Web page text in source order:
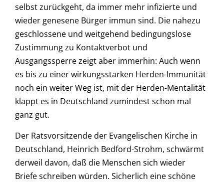
selbst zurückgeht, da immer mehr infizierte und
wieder genesene Bürger immun sind. Die nahezu
geschlossene und weitgehend bedingungslose
Zustimmung zu Kontaktverbot und
Ausgangssperre zeigt aber immerhin: Auch wenn
es bis zu einer wirkungsstarken Herden-Immunität
noch ein weiter Weg ist, mit der Herden-Mentalität
klappt es in Deutschland zumindest schon mal
ganz gut.
Der Ratsvorsitzende der Evangelischen Kirche in
Deutschland, Heinrich Bedford-Strohm, schwärmt
derweil davon, daß die Menschen sich wieder
Briefe schreiben würden. Sicherlich eine schöne